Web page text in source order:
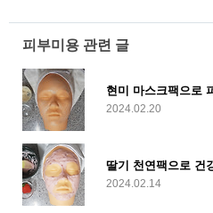
피부미용 관련 글
2024.02.20
딸기 천연팩으로 건
2024.02.14